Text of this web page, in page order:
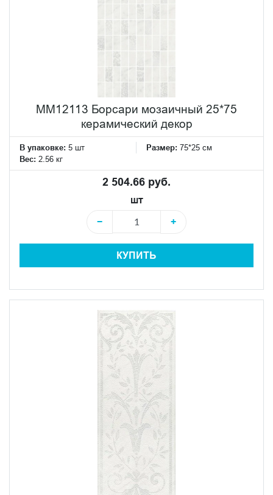
MM12113 Борсари мозаичный 25*75
керамический декор
В упаковке: 5 шт Размер: 75*25 см
Вес: 2.56 кг
2 504.66 руб.
шт
−
+
КУПИТЬ